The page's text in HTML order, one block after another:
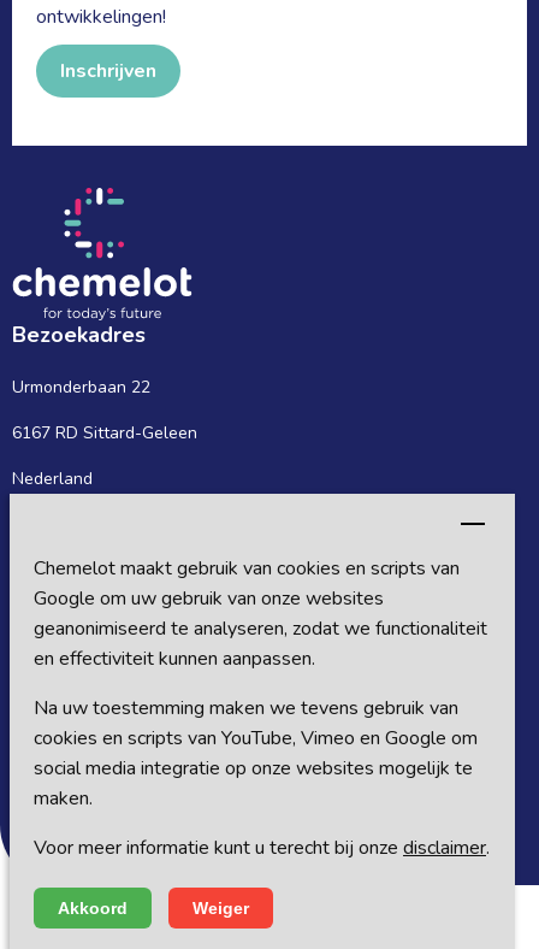
Chemelot maakt gebruik van cookies en scripts van
Google om uw gebruik van onze websites
geanonimiseerd te analyseren, zodat we functionaliteit
en effectiviteit kunnen aanpassen.
Na uw toestemming maken we tevens gebruik van
cookies en scripts van YouTube, Vimeo en Google om
social media integratie op onze websites mogelijk te
maken.
Voor meer informatie kunt u terecht bij onze disclaimer.
Akkoord Weiger
ontwikkelingen!
Inschrijven
Bezoekadres
Urmonderbaan 22
6167 RD Sittard-Geleen
Nederland
Postbus 27
6160 MB Sittard-Geleen
Nederland
Volg ons op sociale media
© Copyright Chemelot 2018 - 2026